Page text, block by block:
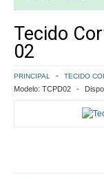
CONTATO
COMO
Tecido
02
PRINCIPAL TECIDO
Modelo: TCPD02